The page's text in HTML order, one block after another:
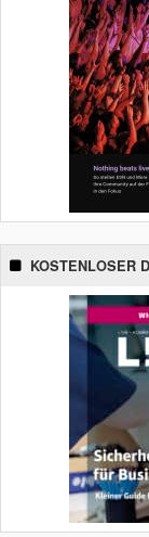
KOSTENLOSER